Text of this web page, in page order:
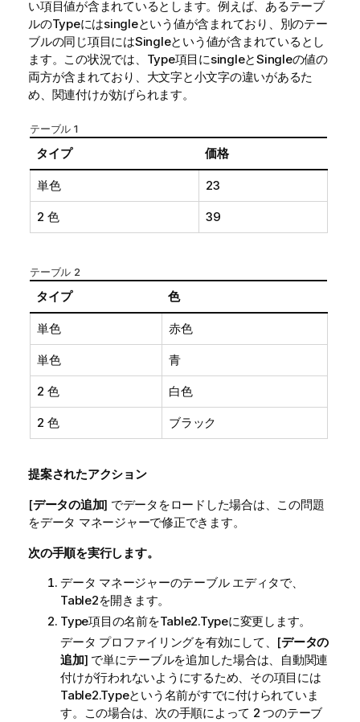
い項目値が含まれているとします。例えば、あるテーブ
ルのTypeにはsingleという値が含まれており、別のテー
ブルの同じ項目にはSingleという値が含まれているとし
ます。この状況では、 Type項目にsingleとSingleの値の
両方が含まれており、大文字と小文字の違いがあるた
め、関連付けが妨げられます。
テーブル 1
タイプ 価格
単色 23
2 色 39
テーブル 2
タイプ 色
単色 赤色
単色 青
2 色 白色
2 色 ブラック
提案されたアクション
[データの追加] でデータをロードした場合は、この問題
をデータ マネージャーで修正できます。
次の手順を実行します。
データ マネージャーのテーブル エディタで、
Table2を開きます。
Type項目の名前をTable2.Typeに変更します。
データ プロファイリングを有効にして、[データの
追加] で単にテーブルを追加した場合は、自動関連
付けが行われないようにするため、その項目には
Table2.Typeという名前がすでに付けられていま
す。この場合は、次の手順によって 2 つのテーブ